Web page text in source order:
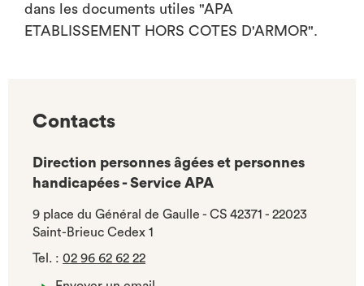
dans les documents utiles "APA
ETABLISSEMENT HORS COTES D'ARMOR".
Contacts
Direction personnes âgées et personnes
handicapées - Service APA
9 place du Général de Gaulle - CS 42371 - 22023
Saint-Brieuc Cedex 1
Tel. : 02 96 62 62 22